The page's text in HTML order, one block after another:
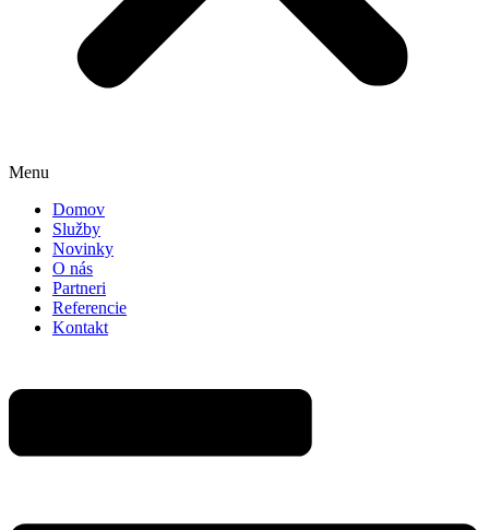
Menu
Domov
Služby
Novinky
O nás
Partneri
Referencie
Kontakt